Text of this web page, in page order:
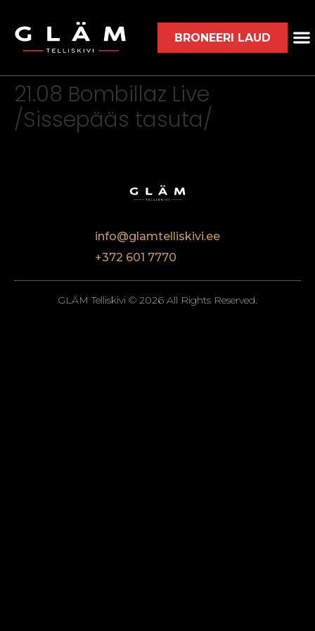
BRONEERI LAUD
21.08 Bombillaz Live
/Sissepääs tasuta/
info@glamtelliskivi.ee
+372 601 7770
GLÄM Telliskivi © 2026 All Rights Reserved.